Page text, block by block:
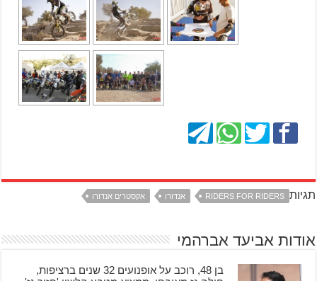
תגיות RIDERS FOR RIDERS אנדורו אקסטרים אנדורו
אודות אביעד אברהמי
בן 48, רוכב על אופנועים 32 שנים ברציפות,